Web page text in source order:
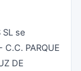
SL se
C.C. PARQUE
DE